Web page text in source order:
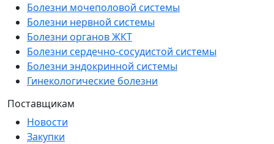
Болезни мочеполовой системы
Болезни нервной системы
Болезни органов ЖКТ
Болезни сердечно-сосудистой системы
Болезни эндокринной системы
Гинекологические болезни
Поставщикам
Новости
Закупки